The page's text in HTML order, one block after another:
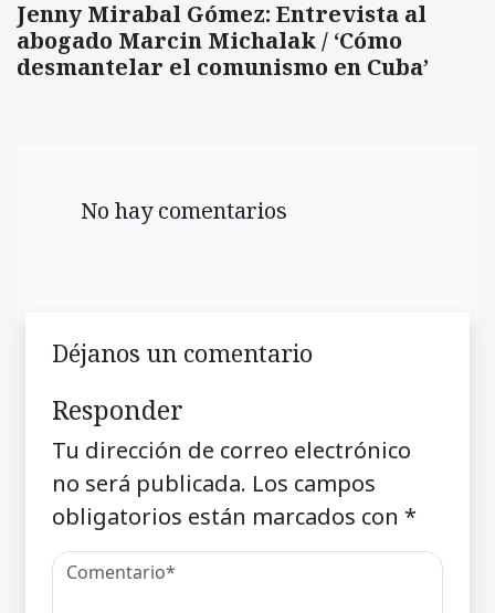
Jenny Mirabal Gómez: Entrevista al
abogado Marcin Michalak / ‘Cómo
desmantelar el comunismo en Cuba’
No hay comentarios
Déjanos un comentario
Responder
Tu dirección de correo electrónico
no será publicada. Los campos
obligatorios están marcados con *